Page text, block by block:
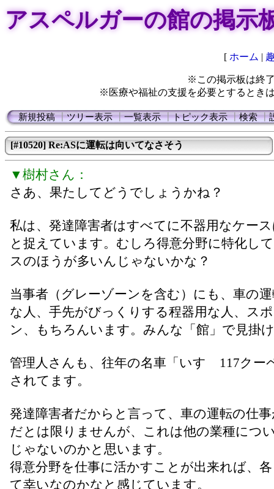
アスペルガーの館の掲示
[ ホーム |
※この掲示板は終
※医療や福祉の支援を必要とするとき
新規投稿┃ツリー表示┃一覧表示┃トピック表示┃検索┃
[#10520] Re:ASに運転は向いてなさそう
▼樹村さん：
さあ、果たしてどうでしょうかね？
私は、発達障害者はすべてに不器用なケー
と捉えています。むしろ得意分野に特化し
スのほうが多いんじゃないかな？
当事者（グレーゾーンを含む）にも、車の
な人、手先がびっくりする程器用な人、ス
ン、もちろんいます。みんな「館」で見掛
管理人さんも、往年の名車「いすゞ117クー
されてます。
発達障害者だからと言って、車の運転の仕
だとは限りませんが、これは他の業種につ
じゃないのかと思います。
得意分野を仕事に活かすことが出来れば、
て幸いなのかなと感じています。